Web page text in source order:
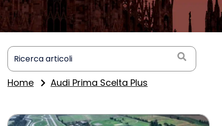
Home Audi Prima Scelta Plus